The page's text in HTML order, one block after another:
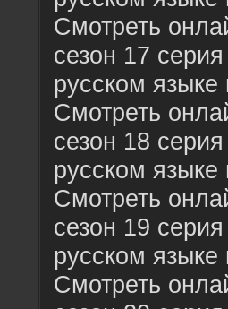
Смотреть
сезон 17
русском
Смотреть
сезон 18
русском
Смотреть
сезон 19
русском
Смотреть